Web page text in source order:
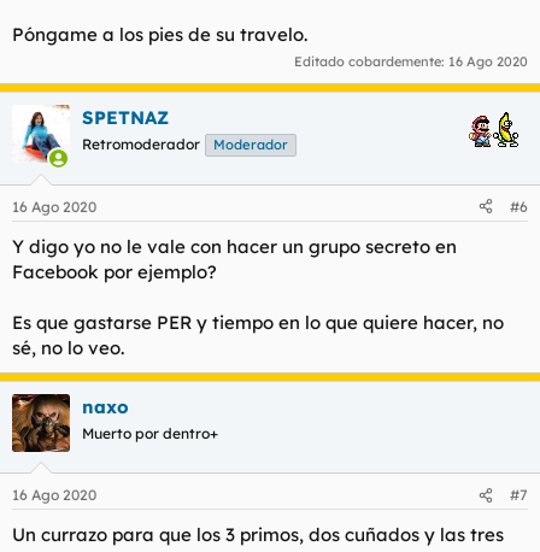
Póngame a los pies de su travelo.
Editado cobardemente: 16 Ago 2020
SPETNAZ
Retromoderador Moderador
16 Ago 2020 #6
Y digo yo no le vale con hacer un grupo secreto en
Facebook por ejemplo?
Es que gastarse PER y tiempo en lo que quiere hacer, no
sé, no lo veo.
naxo
Muerto por dentro+
16 Ago 2020 #7
Un currazo para que los 3 primos, dos cuñados y las tres